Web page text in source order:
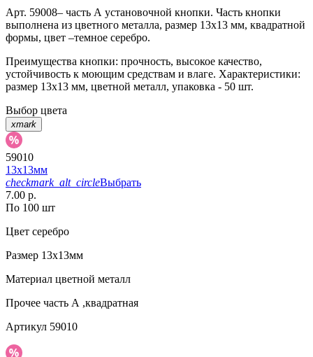
Арт. 59008– часть А установочной кнопки. Часть кнопки
выполнена из цветного металла, размер 13х13 мм, квадратной
формы, цвет –темное серебро.
Преимущества кнопки: прочность, высокое качество,
устойчивость к моющим средствам и влаге. Характеристики:
размер 13х13 мм, цветной металл, упаковка - 50 шт.
Выбор цвета
xmark
59010
13х13мм
checkmark_alt_circleВыбрать
7.00 р.
По 100 шт
Цвет серебро
Размер 13х13мм
Материал цветной металл
Прочее часть А ,квадратная
Артикул 59010